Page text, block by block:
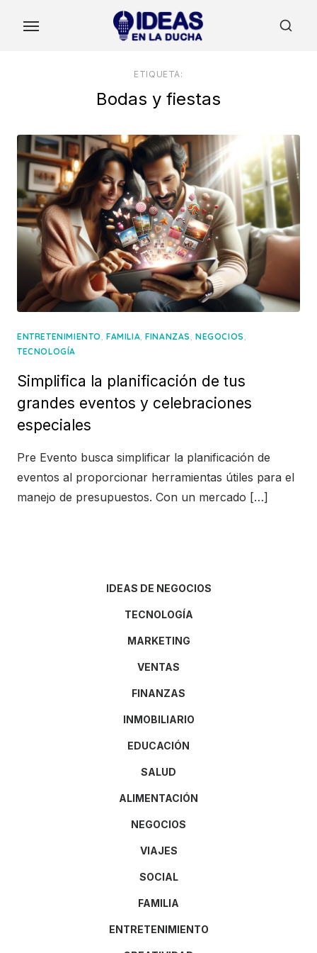
ETIQUETA:
Bodas y fiestas
ENTRETENIMIENTO, FAMILIA,FINANZAS,NEGOCIOS,
TECNOLOGÍA
Simplifica la planificación de tus
grandes eventos y celebraciones
especiales
Pre Evento busca simplificar la planificación de
eventos al proporcionar herramientas útiles para el
manejo de presupuestos. Con un mercado […]
IDEAS DE NEGOCIOS
TECNOLOGÍA
MARKETING
VENTAS
FINANZAS
INMOBILIARIO
EDUCACIÓN
SALUD
ALIMENTACIÓN
NEGOCIOS
VIAJES
SOCIAL
FAMILIA
ENTRETENIMIENTO